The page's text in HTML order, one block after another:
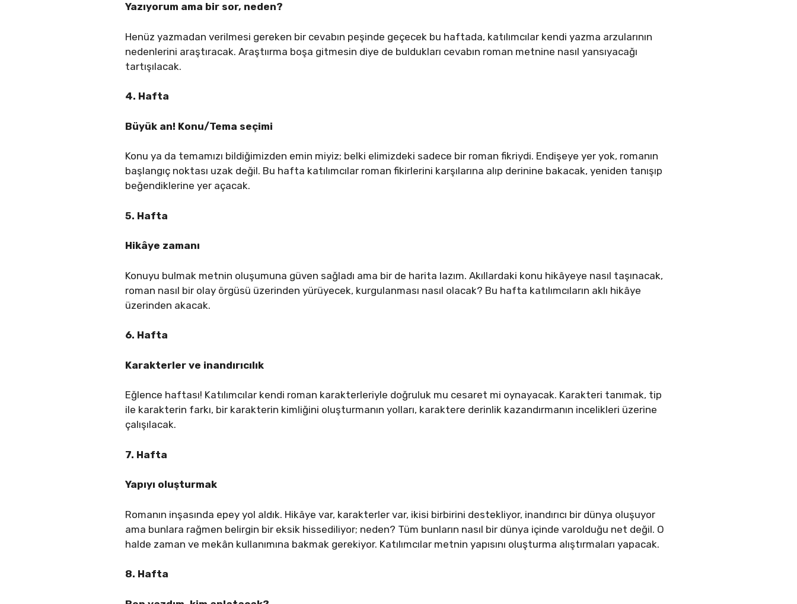
Yazıyorum ama bir sor, neden?
Henüz yazmadan verilmesi gereken bir cevabın peşinde geçecek bu haftada, katılımcılar kendi yazma arzularının
nedenlerini araştıracak. Araştıırma boşa gitmesin diye de buldukları cevabın roman metnine nasıl yansıyacağı
tartışılacak.
4. Hafta
Büyük an! Konu/Tema seçimi
Konu ya da temamızı bildiğimizden emin miyiz; belki elimizdeki sadece bir roman fikriydi. Endişeye yer yok, romanın
başlangıç noktası uzak değil. Bu hafta katılımcılar roman fikirlerini karşılarına alıp derinine bakacak, yeniden tanışıp
beğendiklerine yer açacak.
5. Hafta
Hikâye zamanı
Konuyu bulmak metnin oluşumuna güven sağladı ama bir de harita lazım. Akıllardaki konu hikâyeye nasıl taşınacak,
roman nasıl bir olay örgüsü üzerinden yürüyecek, kurgulanması nasıl olacak? Bu hafta katılımcıların aklı hikâye
üzerinden akacak.
6. Hafta
Karakterler ve inandırıcılık
Eğlence haftası! Katılımcılar kendi roman karakterleriyle doğruluk mu cesaret mi oynayacak. Karakteri tanımak, tip
ile karakterin farkı, bir karakterin kimliğini oluşturmanın yolları, karaktere derinlik kazandırmanın incelikleri üzerine
çalışılacak.
7. Hafta
Yapıyı oluşturmak
Romanın inşasında epey yol aldık. Hikâye var, karakterler var, ikisi birbirini destekliyor, inandırıcı bir dünya oluşuyor
ama bunlara rağmen belirgin bir eksik hissediliyor; neden? Tüm bunların nasıl bir dünya içinde varolduğu net değil. O
halde zaman ve mekân kullanımına bakmak gerekiyor. Katılımcılar metnin yapısını oluşturma alıştırmaları yapacak.
8. Hafta